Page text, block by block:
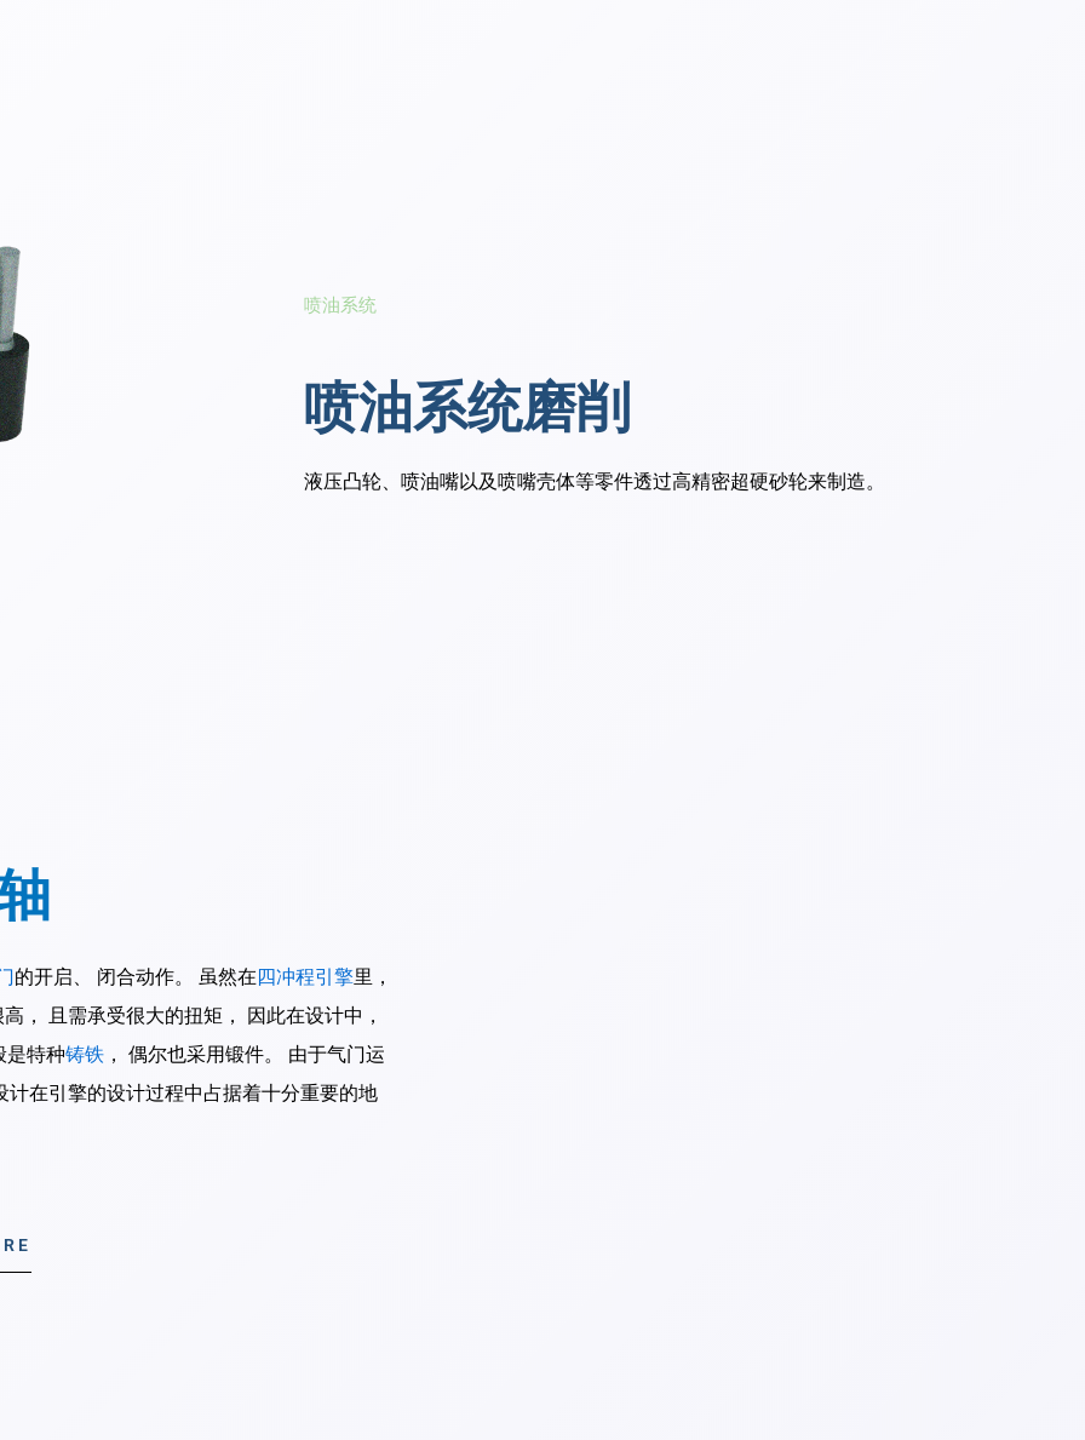
喷油系统
喷油系统磨削​
液压凸轮、喷油嘴以及喷嘴壳体等零件透过高精密超硬砂轮来制造。
的开启、 闭合动作。 虽然在四冲程引擎里，
， 且需承受很大的扭矩， 因此在设计中，
是特种铸铁 ， 偶尔也采用锻件。 由于气门运
在引擎的设计过程中占据着十分重要的地